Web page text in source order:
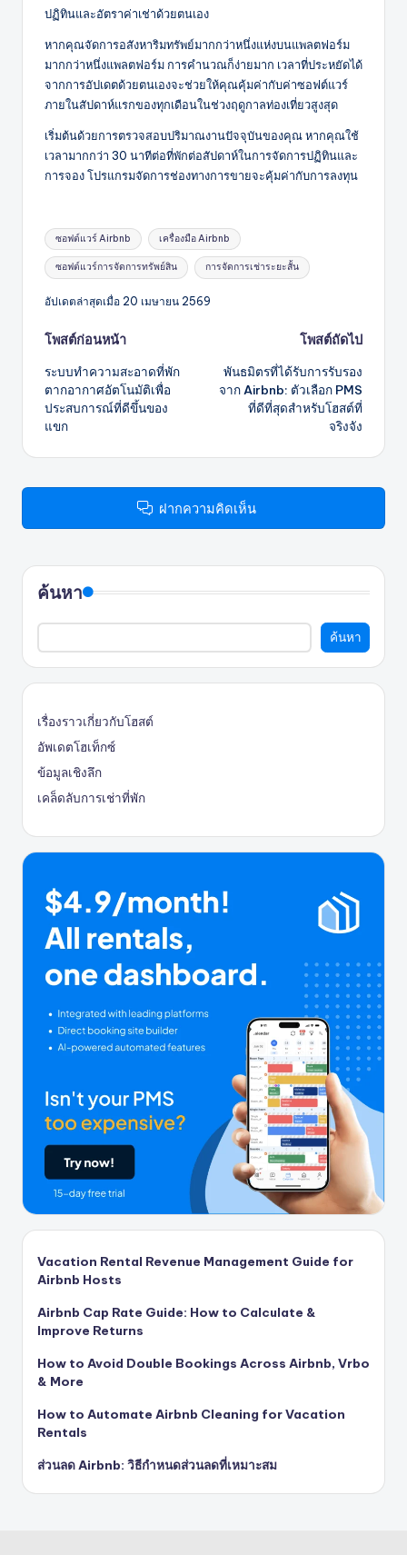
ปฏิทินและอัตราค่าเช่าด้วยตนเอง
หากคุณจัดการอสังหาริมทรัพย์มากกว่าหนึ่งแห่งบนแพลตฟอร์ม
มากกว่าหนึ่งแพลตฟอร์ม การคำนวณก็ง่ายมาก เวลาที่ประหยัดได้
จากการอัปเดตด้วยตนเองจะช่วยให้คุณคุ้มค่ากับค่าซอฟต์แวร์
ภายในสัปดาห์แรกของทุกเดือนในช่วงฤดูกาลท่องเที่ยวสูงสุด
เริ่มต้นด้วยการตรวจสอบปริมาณงานปัจจุบันของคุณ หากคุณใช้
เวลามากกว่า 30 นาทีต่อที่พักต่อสัปดาห์ในการจัดการปฏิทินและ
การจอง โปรแกรมจัดการช่องทางการขายจะคุ้มค่ากับการลงทุน
แท็ก:
ซอฟต์แวร์ Airbnb เครื่องมือ Airbnb
ซอฟต์แวร์การจัดการทรัพย์สิน การจัดการเช่าระยะสั้น
อัปเดตล่าสุดเมื่อ 20 เมษายน 2569
โพสต์
นำทาง
โพสต์ก่อนหน้า
ระบบทำความสะอาดที่พัก
ตากอากาศอัตโนมัติเพื่อ
ประสบการณ์ที่ดีขึ้นของ
แขก
โพสต์ถัดไป
พันธมิตรที่ได้รับการรับรอง
จาก Airbnb: ตัวเลือก PMS
ที่ดีที่สุดสำหรับโฮสต์ที่
จริงจัง
ฝากความคิดเห็น
ค้นหา
ค้นหา
เรื่องราวเกี่ยวกับโฮสต์
อัพเดตโฮเท็กซ์
ข้อมูลเชิงลึก
เคล็ดลับการเช่าที่พัก
Vacation Rental Revenue Management Guide for
Airbnb Hosts
Airbnb Cap Rate Guide: How to Calculate &
Improve Returns
How to Avoid Double Bookings Across Airbnb, Vrbo
& More
How to Automate Airbnb Cleaning for Vacation
Rentals
ส่วนลด Airbnb: วิธีกำหนดส่วนลดที่เหมาะสม